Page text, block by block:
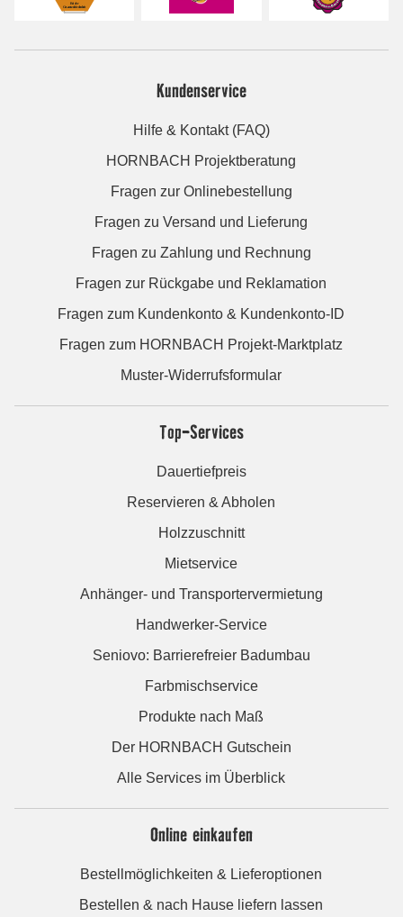
Kundenservice
Hilfe & Kontakt (FAQ)
HORNBACH Projektberatung
Fragen zur Onlinebestellung
Fragen zu Versand und Lieferung
Fragen zu Zahlung und Rechnung
Fragen zur Rückgabe und Reklamation
Fragen zum Kundenkonto & Kundenkonto-ID
Fragen zum HORNBACH Projekt-Marktplatz
Muster-Widerrufsformular
Top-Services
Dauertiefpreis
Reservieren & Abholen
Holzzuschnitt
Mietservice
Anhänger- und Transportervermietung
Handwerker-Service
Seniovo: Barrierefreier Badumbau
Farbmischservice
Produkte nach Maß
Der HORNBACH Gutschein
Alle Services im Überblick
Online einkaufen
Bestellmöglichkeiten & Lieferoptionen
Bestellen & nach Hause liefern lassen